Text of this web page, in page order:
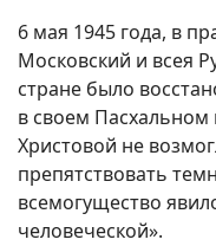
6 мая 1945 года, в
Московский и всея
стране было
в своем Пасхальном
Христовой не
препятствовать
всемогущество
человеческой».